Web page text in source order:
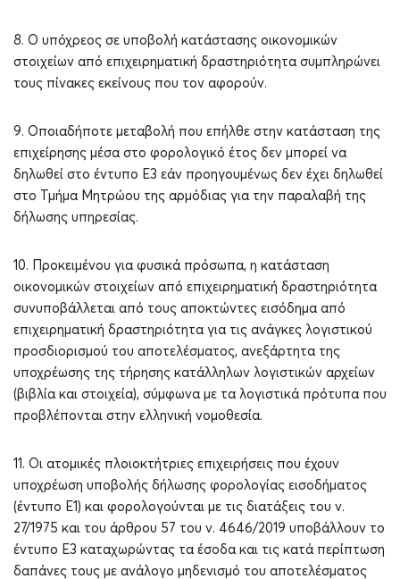
8. Ο υπόχρεος σε υποβολή κατάστασης οικονομικών
στοιχείων από επιχειρηματική δραστηριότητα συμπληρώνει
τους πίνακες εκείνους που τον αφορούν.
9. Οποιαδήποτε μεταβολή που επήλθε στην κατάσταση της
επιχείρησης μέσα στο φορολογικό έτος δεν μπορεί να
δηλωθεί στο έντυπο Ε3 εάν προηγουμένως δεν έχει δηλωθεί
στο Τμήμα Μητρώου της αρμόδιας για την παραλαβή της
δήλωσης υπηρεσίας.
10. Προκειμένου για φυσικά πρόσωπα, η κατάσταση
οικονομικών στοιχείων από επιχειρηματική δραστηριότητα
συνυποβάλλεται από τους αποκτώντες εισόδημα από
επιχειρηματική δραστηριότητα για τις ανάγκες λογιστικού
προσδιορισμού του αποτελέσματος, ανεξάρτητα της
υποχρέωσης της τήρησης κατάλληλων λογιστικών αρχείων
(βιβλία και στοιχεία), σύμφωνα με τα λογιστικά πρότυπα που
προβλέπονται στην ελληνική νομοθεσία.
11. Οι ατομικές πλοιοκτήτριες επιχειρήσεις που έχουν
υποχρέωση υποβολής δήλωσης φορολογίας εισοδήματος
(έντυπο Ε1) και φορολογούνται με τις διατάξεις του ν.
27/1975 και του άρθρου 57 του ν. 4646/2019 υποβάλλουν το
έντυπο Ε3 καταχωρώντας τα έσοδα και τις κατά περίπτωση
δαπάνες τους με ανάλογο μηδενισμό του αποτελέσματος